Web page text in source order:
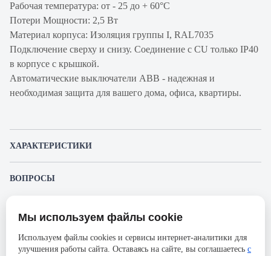
Рабочая температура: от - 25 до + 60°С
Потери Мощности: 2,5 Вт
Материал корпуса: Изоляция группы I, RAL7035
Подключение сверху и снизу. Соединение с CU только IP40
в корпусе с крышкой.
Автоматические выключатели ABB - надежная и
необходимая защита для вашего дома, офиса, квартиры.
ХАРАКТЕРИСТИКИ
Производитель
Серия
S200MT
ВОПРОСЫ
Пожалуйста, авторизуйтесь, чтобы иметь
Представленные изображения и характеристики могут отличаться от реального
без предварительного уведомления. Компания АйДистрибьют не несёт
ответственности в случае не соответствия текущей модели товаров фотографиям,
Мы используем файлы cookie
Используем файлы cookies и сервисы интернет-аналитики для
улучшения работы сайта. Оставаясь на сайте, вы соглашаетесь с